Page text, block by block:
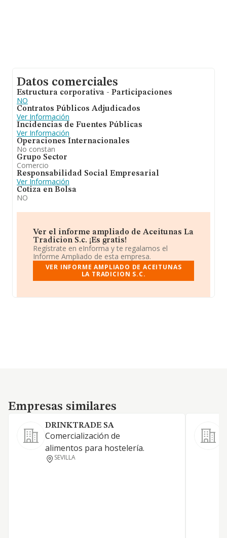
Datos comerciales
Estructura corporativa - Participaciones
NO
Contratos Públicos Adjudicados
Ver Información
Incidencias de Fuentes Públicas
Ver Información
Operaciones Internacionales
No constan
Grupo Sector
Comercio
Responsabilidad Social Empresarial
Ver Información
Cotiza en Bolsa
NO
Ver el informe ampliado de Aceitunas La
Tradicion S.c. ¡Es gratis!
Regístrate en eInforma y te regalamos el
Informe Ampliado de esta empresa.
VER INFORME AMPLIADO DE ACEITUNAS
LA TRADICION S.C.
Empresas similares
Empresas similares
DRINKTRADE SA
Comercialización de
alimentos para hostelería.
SEVILLA